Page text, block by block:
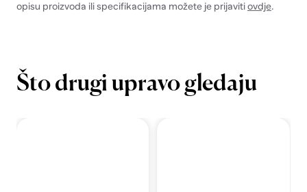
opisu proizvoda ili specifikacijama možete je prijavitiovdje.
Što drugi upravo gledaju